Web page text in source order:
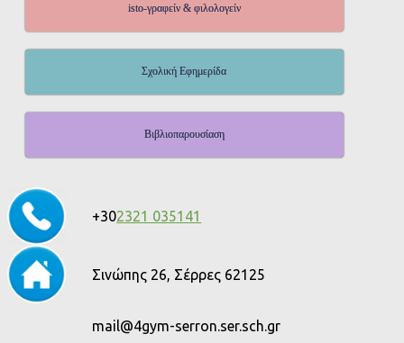
isto-γραφείν & φιλολογείν
Σχολική Εφημερίδα
Βιβλιοπαρουσίαση
+302321 035141
Σινώπης 26, Σέρρες 62125
mail@4gym-serron.ser.sch.gr